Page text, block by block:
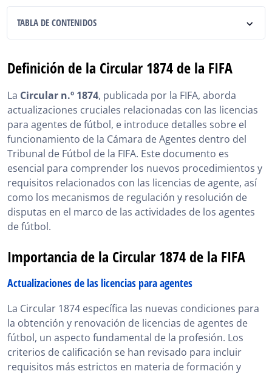
TABLA DE CONTENIDOS
Importancia de la Circular 1874 de la FIFA
Relevancia de la Circular 1874 para los candidatos al
examen de la FIFA
SportsAgent Institute te prepara para los requisitos
de licencia y procedimiento de la Circular 1874
La Circular 1874 de la FIFA, en resumen
Definición de la Circular 1874 de la FIFA
La Circular n.º 1874, publicada por la FIFA, aborda
actualizaciones cruciales relacionadas con las licencias
para agentes de fútbol, e introduce detalles sobre el
funcionamiento de la Cámara de Agentes dentro del
Tribunal de Fútbol de la FIFA. Este documento es
esencial para comprender los nuevos procedimientos y
requisitos relacionados con las licencias de agente, así
como los mecanismos de regulación y resolución de
disputas en el marco de las actividades de los agentes
de fútbol.
Importancia de la Circular 1874 de la FIFA
Actualizaciones de las licencias para agentes
La Circular 1874 específica las nuevas condiciones para
la obtención y renovación de licencias de agentes de
fútbol, un aspecto fundamental de la profesión. Los
criterios de calificación se han revisado para incluir
requisitos más estrictos en materia de formación y